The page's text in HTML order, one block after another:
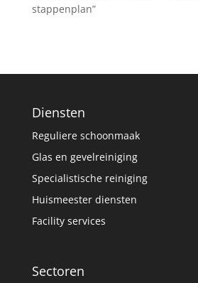
stappenplan”
Diensten
Reguliere schoonmaak
Glas en gevelreiniging
Specialistische reiniging
Huismeester diensten
Facility services
Sectoren